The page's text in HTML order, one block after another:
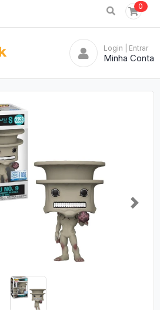
0
Login | Entrar
Minha Conta
Next